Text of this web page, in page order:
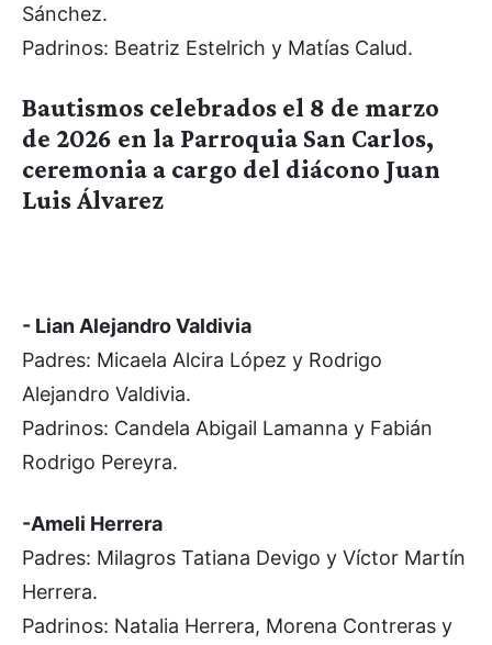
Sánchez.
Padrinos: Beatriz Estelrich y Matías Calud.
Bautismos celebrados el 8 de marzo
de 2026 en la Parroquia San Carlos,
ceremonia a cargo del diácono Juan
Luis Álvarez
- Lian Alejandro Valdivia
Padres: Micaela Alcira López y Rodrigo
Alejandro Valdivia.
Padrinos: Candela Abigail Lamanna y Fabián
Rodrigo Pereyra.
-Ameli Herrera
Padres: Milagros Tatiana Devigo y Víctor Martín
Herrera.
Padrinos: Natalia Herrera, Morena Contreras y